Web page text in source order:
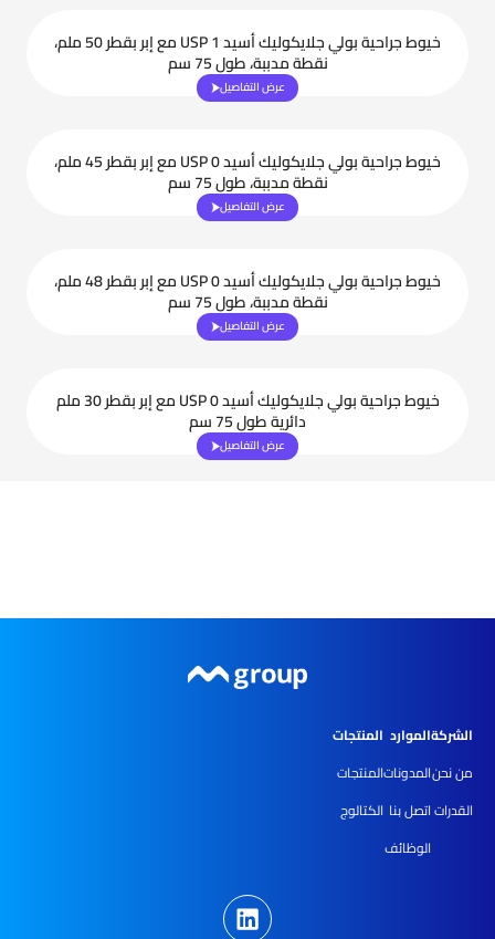
خيوط جراحية بولي جلايكوليك أسيد USP 1 مع إبر بقطر 50 ملم،
نقطة مدببة، طول 75 سم
عرض التفاصيل
خيوط جراحية بولي جلايكوليك أسيد USP 0 مع إبر بقطر 45 ملم،
نقطة مدببة، طول 75 سم
عرض التفاصيل
خيوط جراحية بولي جلايكوليك أسيد USP 0 مع إبر بقطر 48 ملم،
نقطة مدببة، طول 75 سم
عرض التفاصيل
خيوط جراحية بولي جلايكوليك أسيد USP 0 مع إبر بقطر 30 ملم
دائرية طول 75 سم
عرض التفاصيل
الشركة
من نحن
القدرات
الموارد
المدونات
اتصل بنا
الوظائف
المنتجات
المنتجات
الكتالوج
L